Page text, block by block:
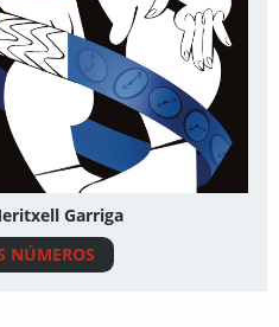
Garriga
NÚMEROS